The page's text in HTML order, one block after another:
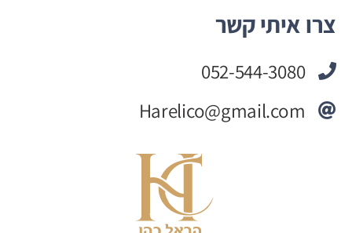
צרו איתי קשר
052-544-3080
Harelico@gmail.com